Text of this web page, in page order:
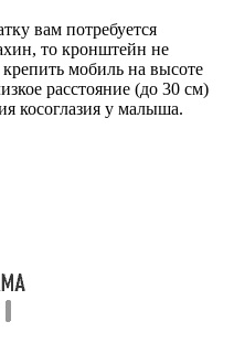
вам потребуется
то кронштейн не
мобиль на высоте
расстояние (до 30 см)
косоглазия у малыша.